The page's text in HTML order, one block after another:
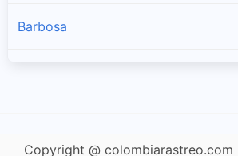
Barbosa
Copyright @ colombiarastreo.com |